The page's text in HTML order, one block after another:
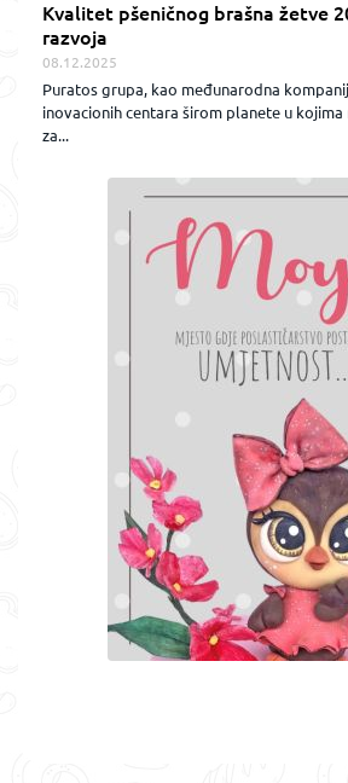
Kvalitet pšeničnog brašna žetve
razvoja
08.12.2025
Puratos grupa, kao međunarodna
inovacionih centara širom planete u
za...